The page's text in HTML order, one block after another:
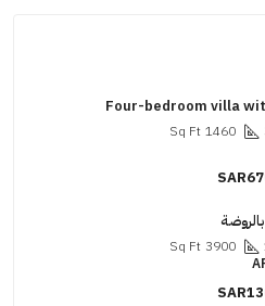
Four-bedroom villa
1460
Sq Ft
3900
Sq Ft